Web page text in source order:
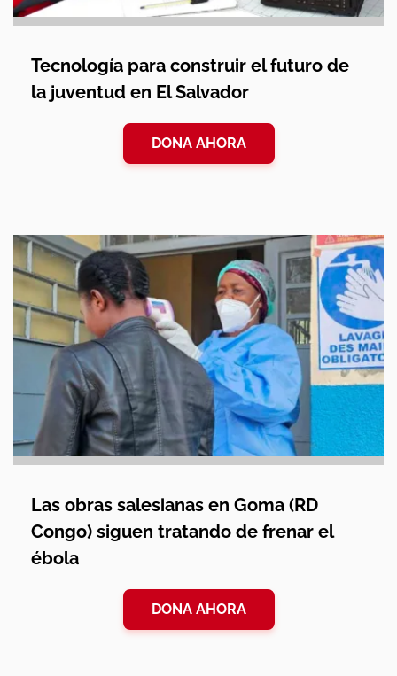
Tecnología para construir el futuro de
la juventud en El Salvador
DONA AHORA
Las obras salesianas en Goma (RD
Congo) siguen tratando de frenar el
ébola
DONA AHORA